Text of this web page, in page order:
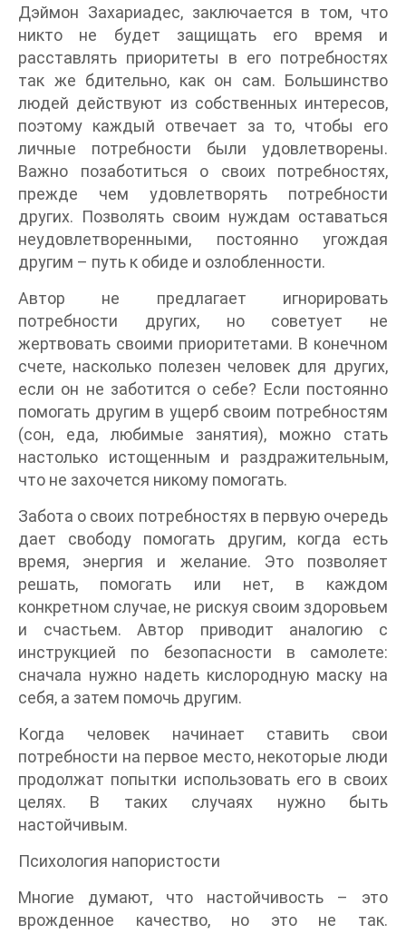
Дэймон Захариадес, заключается в том, что
никто не будет защищать его время и
расставлять приоритеты в его потребностях
так же бдительно, как он сам. Большинство
людей действуют из собственных интересов,
поэтому каждый отвечает за то, чтобы его
личные потребности были удовлетворены.
Важно позаботиться о своих потребностях,
прежде чем удовлетворять потребности
других. Позволять своим нуждам оставаться
неудовлетворенными, постоянно угождая
другим – путь к обиде и озлобленности.
Автор не предлагает игнорировать
потребности других, но советует не
жертвовать своими приоритетами. В конечном
счете, насколько полезен человек для других,
если он не заботится о себе? Если постоянно
помогать другим в ущерб своим потребностям
(сон, еда, любимые занятия), можно стать
настолько истощенным и раздражительным,
что не захочется никому помогать.
Забота о своих потребностях в первую очередь
дает свободу помогать другим, когда есть
время, энергия и желание. Это позволяет
решать, помогать или нет, в каждом
конкретном случае, не рискуя своим здоровьем
и счастьем. Автор приводит аналогию с
инструкцией по безопасности в самолете:
сначала нужно надеть кислородную маску на
себя, а затем помочь другим.
Когда человек начинает ставить свои
потребности на первое место, некоторые люди
продолжат попытки использовать его в своих
целях. В таких случаях нужно быть
настойчивым.
Психология напористости
Многие думают, что настойчивость – это
врожденное качество, но это не так.